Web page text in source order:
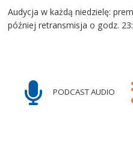
Audycja w każdą niedzielę:
później retransmisja o godz.
PODCAST AUDIO